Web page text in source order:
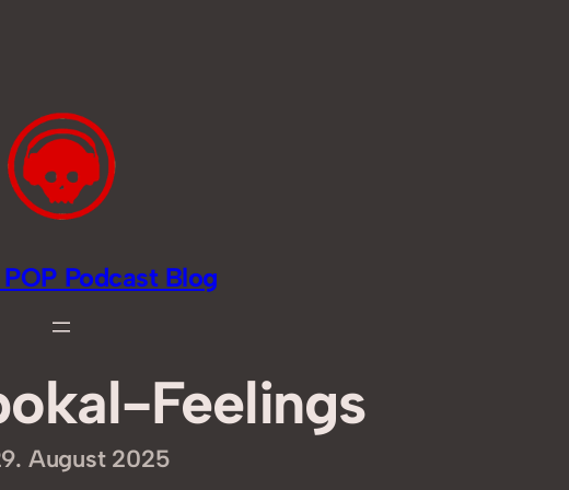
Podcast Blog
Feelings
August 2025